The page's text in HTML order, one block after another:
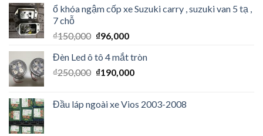
ổ khóa ngậm cốp xe Suzuki carry , suzuki van 5 tạ ,
7 chỗ
₫150,000 ₫96,000
Đèn Led ô tô 4 mắt tròn
₫250,000 ₫190,000
Đầu láp ngoài xe Vios 2003-2008